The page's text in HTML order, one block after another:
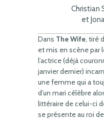
Christian
et
Dans The Wife, tiré
et mis en scène par
l’actrice (déjà
janvier dernier)
une femme qui a
d’un mari célèbre
littéraire de celui-ci
se présente au roi